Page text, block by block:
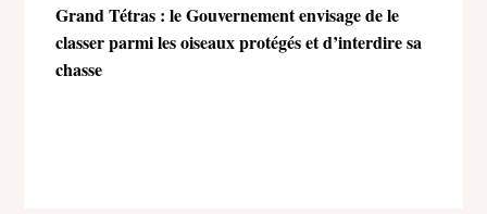
Grand Tétras : le Gouvernement envisage de le
classer parmi les oiseaux protégés et d’interdire sa
chasse